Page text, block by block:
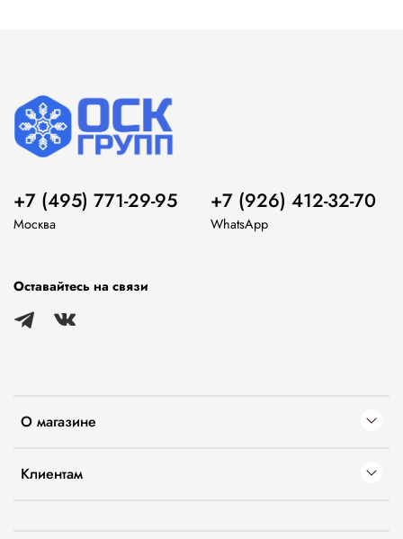
О магазине
Клиентам
+7 (495) 771-29-95
Москва
+7 (926) 412-32-70
WhatsApp
Оставайтесь на связи